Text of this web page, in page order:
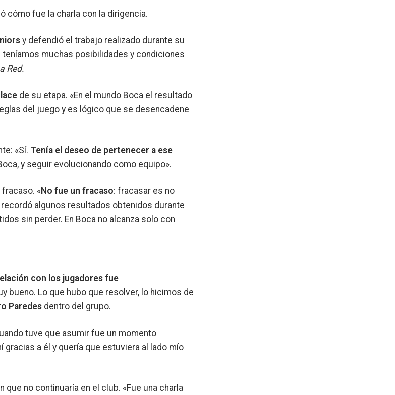
cómo fue la charla con la dirigencia.
y defendió el trabajo realizado durante su
muchas posibilidades y condiciones
Red.
de su etapa. «En el mundo Boca el resultado
del juego y es lógico que se desencadene
«Sí. Tenía el deseo de pertenecer a ese
y seguir evolucionando como equipo».
«No fue un fracaso: fracasar es no
algunos resultados obtenidos durante
sin perder. En Boca no alcanza solo con
con los jugadores fue
bueno. Lo que hubo que resolver, lo hicimos de
Paredes dentro del grupo.
tuve que asumir fue un momento
a él y quería que estuviera al lado mío
que no continuaría en el club. «Fue una charla